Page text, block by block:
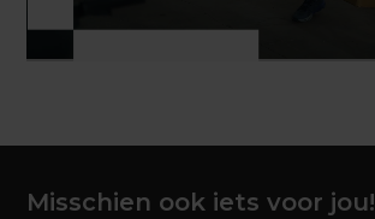
Misschien ook iets voor jou!